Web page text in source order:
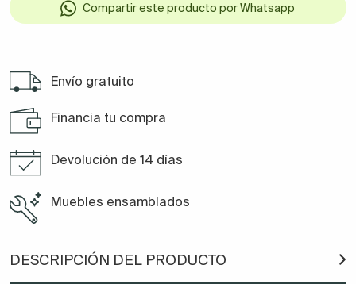
Compartir este producto por Whatsapp
Envío gratuito
Financia tu compra
Devolución de 14 días
Muebles ensamblados
DESCRIPCIÓN DEL PRODUCTO